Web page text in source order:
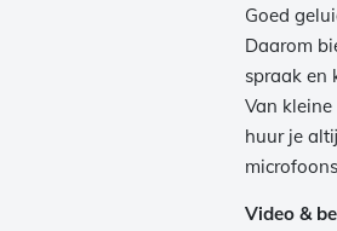
Goed
Daarom
spraak en
Van kleine
huur je
Video &